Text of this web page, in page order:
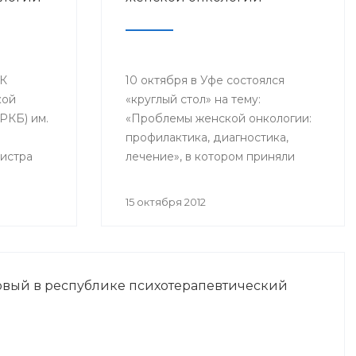
им.
10 октября в Уфе состоялся
«круглый стол» на тему:
«Проблемы женской онкологии:
профилактика, диагностика,
лечение», в котором приняли
Управления здравоохранения
клинического онкологического
15 октября 2012
в республике психотерапевтический